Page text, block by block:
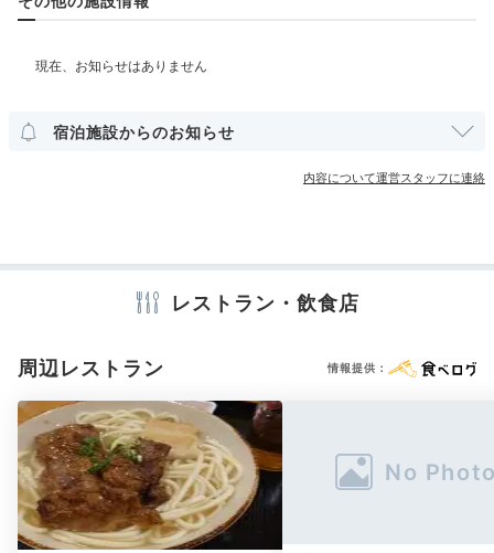
などもフロント棟でレンタル可能ですよ。
キッチンには調味料も置いてあるので、食材を購入し自炊しまし
た！オプションでBBQやシェフを呼んで料理を作ってもらうことも
出来るそうです！
部屋情報
プライベートプール付客室
その他館内施設
洗浄機付トイレ パジャマ 歯ブラシ カミソリ 洗顔 シャンプー
ボディソープ シャワーキャップ タオル
電気ポット
※設備・アメニティは、確認が取れている情報を表示しています。
宿泊施設からのお知らせ
内容について運営スタッフに連絡
レストラン・飲食店
周辺レストラン 情報提供：